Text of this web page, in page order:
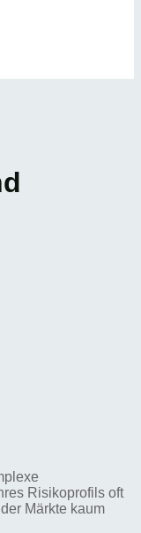
Risikoprofils oft
Märkte kaum